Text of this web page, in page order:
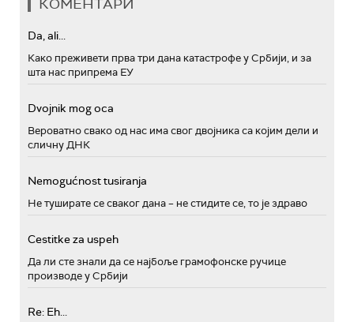
Da, ali...
Како преживети прва три дана катастрофе у Србији, и за
шта нас припрема ЕУ
Dvojnik mog oca
Вероватно свако од нас има свог двојника са којим дели и
сличну ДНК
Nemogućnost tusiranja
Не туширате се сваког дана – не стидите се, то је здраво
Cestitke za uspeh
Да ли сте знали да се најбоље грамофонске ручице
производе у Србији
Re: Eh...